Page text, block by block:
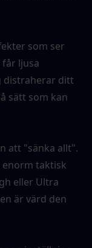
som ser
ljusa
distraherar ditt
sätt som kan
att "sänka allt".
enorm taktisk
eller Ultra
är värd den